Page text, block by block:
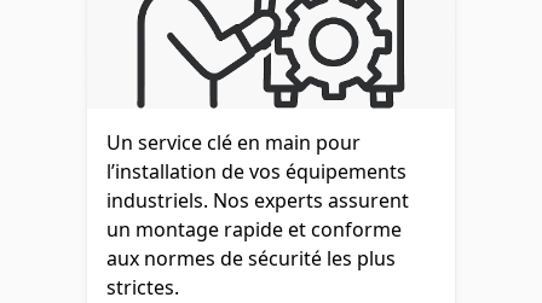
Un service clé en main pour
l’installation de vos équipements
industriels. Nos experts assurent
un montage rapide et conforme
aux normes de sécurité les plus
strictes.